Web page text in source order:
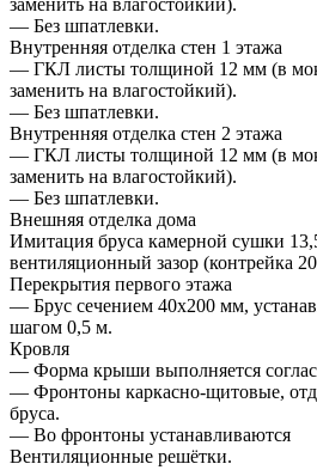
— Без шпатлевки.
Внутренняя отделка стен 1 этажа
— ГКЛ листы толщиной 12 мм (в
заменить на влагостойкий).
— Без шпатлевки.
Внутренняя отделка стен 2 этажа
— ГКЛ листы толщиной 12 мм (в
заменить на влагостойкий).
— Без шпатлевки.
Внешняя отделка дома
Имитация бруса камерной сушки
вентиляционный зазор (контрейка
Перекрытия первого этажа
— Брус сечением 40х200 мм,
шагом 0,5 м.
Кровля
— Форма крыши выполняется
— Фронтоны каркасно-щитовые,
бруса.
— Во фронтоны устанавливаются
Вентиляционные решётки.